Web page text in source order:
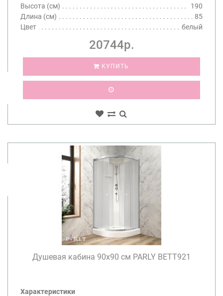
Высота (см)
190
Длина (см)
85
Цвет
белый
20744р.
КУПИТЬ
Душевая кабина 90х90 см PARLY BETT921
Характеристики